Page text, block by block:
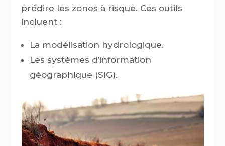
prédire les zones à risque. Ces outils
incluent :
La modélisation hydrologique.
Les systèmes d’information
géographique (SIG).